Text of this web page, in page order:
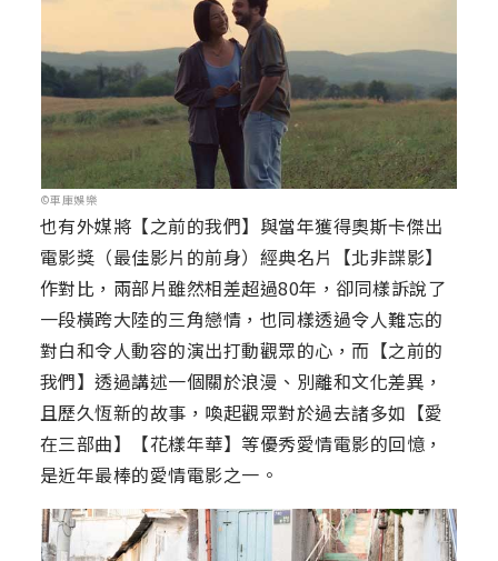
©車庫娛樂
也有外媒將【之前的我們】與當年獲得奧斯卡傑出
電影獎（最佳影片的前身）經典名片【北非諜影】
作對比，兩部片雖然相差超過80年，卻同樣訴說了
一段橫跨大陸的三角戀情，也同樣透過令人難忘的
對白和令人動容的演出打動觀眾的心，而【之前的
我們】透過講述一個關於浪漫、別離和文化差異，
且歷久恆新的故事，喚起觀眾對於過去諸多如【愛
在三部曲】【花樣年華】等優秀愛情電影的回憶，
是近年最棒的愛情電影之一。